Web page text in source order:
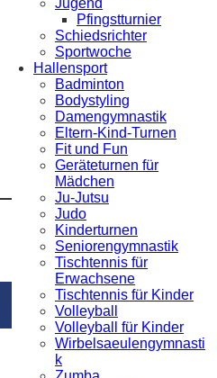
Pfingstturnier
Schiedsrichter
Sportwoche
Hallensport
Badminton
Bodystyling
Damengymnastik
Eltern-Kind-Turnen
Fit und Fun
Geräteturnen für
Mädchen
Ju-Jutsu
Judo
Kinderturnen
Seniorengymnastik
Tischtennis für
Erwachsene
Tischtennis für Kinder
Volleyball
Volleyball für Kinder
Wirbelsaeulengymnasti
k